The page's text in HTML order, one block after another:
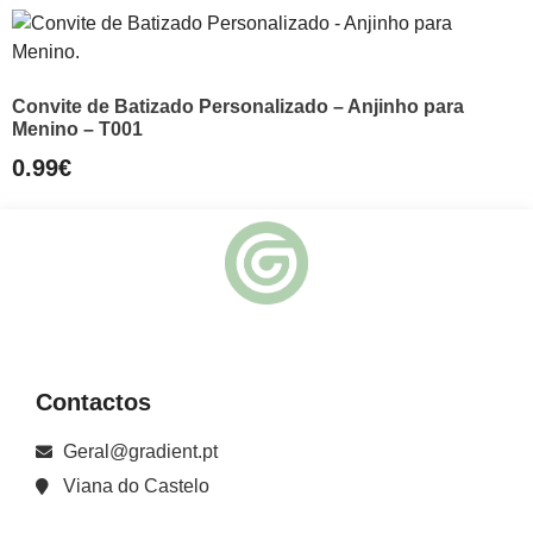
Convite de Batizado Personalizado – Anjinho para
Menino – T001
0.99€
Contactos
Geral@gradient.pt
Viana do Castelo